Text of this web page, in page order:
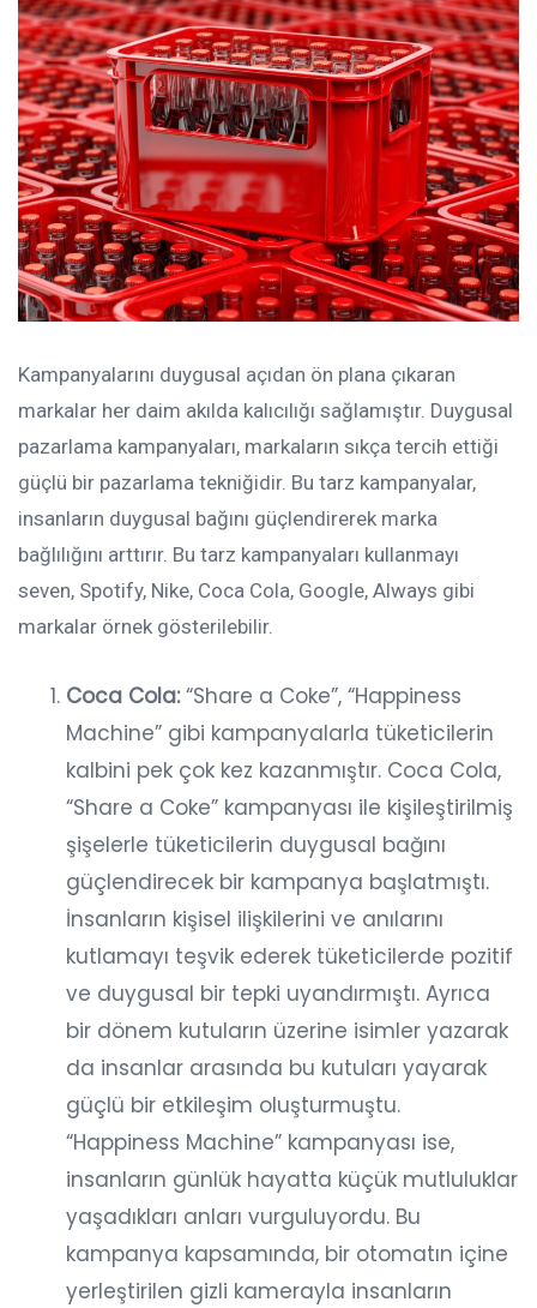
Kampanyalarını duygusal açıdan ön plana çıkaran
markalar her daim akılda kalıcılığı sağlamıştır. Duygusal
pazarlama kampanyaları, markaların sıkça tercih ettiği
güçlü bir pazarlama tekniğidir. Bu tarz kampanyalar,
insanların duygusal bağını güçlendirerek marka
bağlılığını arttırır. Bu tarz kampanyaları kullanmayı
seven, Spotify, Nike, Coca Cola, Google, Always gibi
markalar örnek gösterilebilir.
Coca Cola:“Share a Coke”, “Happiness
Machine” gibi kampanyalarla tüketicilerin
kalbini pek çok kez kazanmıştır. Coca Cola,
“Share a Coke” kampanyası ile kişileştirilmiş
şişelerle tüketicilerin duygusal bağını
güçlendirecek bir kampanya başlatmıştı.
İnsanların kişisel ilişkilerini ve anılarını
kutlamayı teşvik ederek tüketicilerde pozitif
ve duygusal bir tepki uyandırmıştı. Ayrıca
bir dönem kutuların üzerine isimler yazarak
da insanlar arasında bu kutuları yayarak
güçlü bir etkileşim oluşturmuştu.
“Happiness Machine” kampanyası ise,
insanların günlük hayatta küçük mutluluklar
yaşadıkları anları vurguluyordu. Bu
kampanya kapsamında, bir otomatın içine
yerleştirilen gizli kamerayla insanların